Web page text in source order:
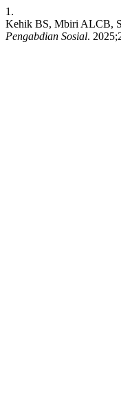
1.
Kehik BS, Mbiri ALCB,
Pengabdian Sosial.